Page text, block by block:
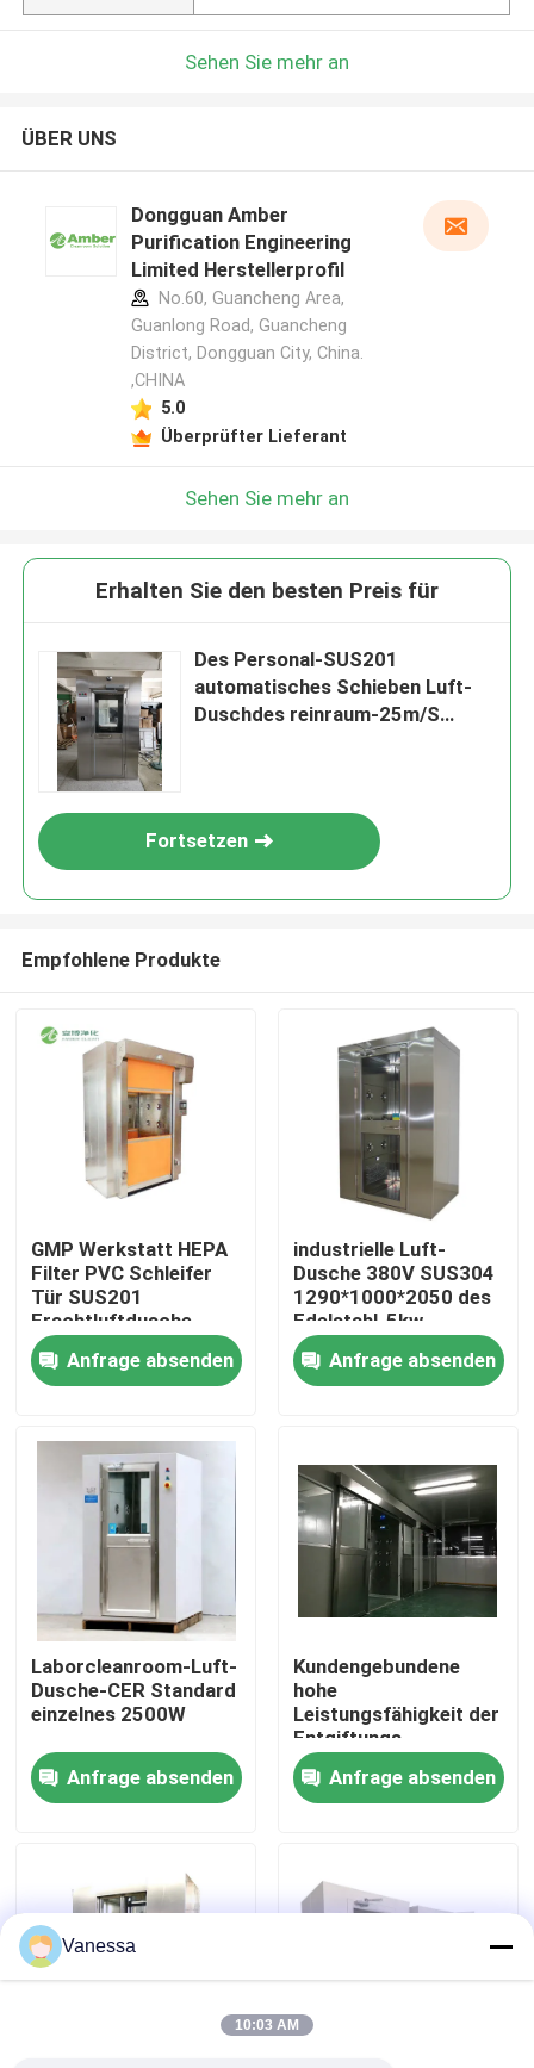
Haus
Produkte
Über uns
Fabrik-Ausflug
Qualitätskontrolle
Treten Sie mit uns in Verbindung
Fälle
Modularer Operationssaal
Sehen Sie mehr an
ÜBER UNS
Dongguan Amber
Purification Engineering
Limited Herstellerprofil
No.60, Guancheng Area,
Guanlong Road, Guancheng
District, Dongguan City, China.
,CHINA
5.0
Überprüfter Lieferant
Sehen Sie mehr an
Erhalten Sie den besten Preis für
Des Personal-SUS201
automatisches Schieben Luft-
Duschdes reinraum-25m/S
Fortsetzen
Empfohlene Produkte
GMP Werkstatt HEPA
Filter PVC Schleifer
Tür SUS201
Frachtluftdusche
Anfrage absenden
industrielle Luft-
Dusche 380V SUS304
1290*1000*2050 des
Edelstahl-5kw
Anfrage absenden
Laborcleanroom-Luft-
Dusche-CER Standard
einzelnes 2500W
Anfrage absenden
Kundengebundene
hohe
Leistungsfähigkeit der
Entgiftungs-
Edelstahl-Luft-
Dusche1100w
Anfrage absenden
Vanessa
10:03 AM